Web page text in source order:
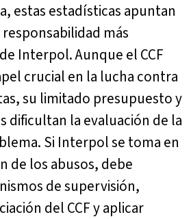
estas estadísticas apuntan
más
Interpol. Aunque el CCF
crucial en la lucha contra
su limitado presupuesto y
dificultan la evaluación de la
Si Interpol se toma en
de los abusos, debe
de supervisión,
del CCF y aplicar